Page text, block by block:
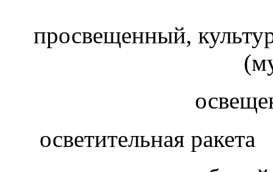
просвещенный,
осветительная ракета